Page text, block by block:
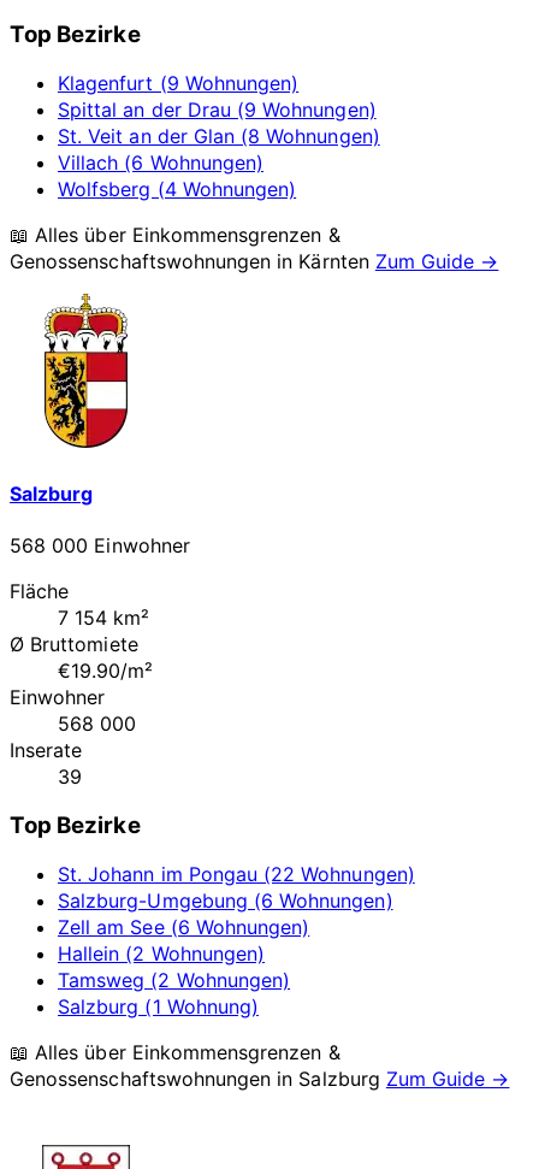
Top Bezirke
Klagenfurt (9 Wohnungen)
Spittal an der Drau (9 Wohnungen)
St. Veit an der Glan (8 Wohnungen)
Villach (6 Wohnungen)
Wolfsberg (4 Wohnungen)
📖 Alles über Einkommensgrenzen &
Genossenschaftswohnungen in Kärnten Zum Guide →
Salzburg
568 000 Einwohner
Fläche
7 154 km²
Ø Bruttomiete
€19.90/m²
Einwohner
568 000
Inserate
39
Top Bezirke
St. Johann im Pongau (22 Wohnungen)
Salzburg-Umgebung (6 Wohnungen)
Zell am See (6 Wohnungen)
Hallein (2 Wohnungen)
Tamsweg (2 Wohnungen)
Salzburg (1 Wohnung)
📖 Alles über Einkommensgrenzen &
Genossenschaftswohnungen in Salzburg Zum Guide →